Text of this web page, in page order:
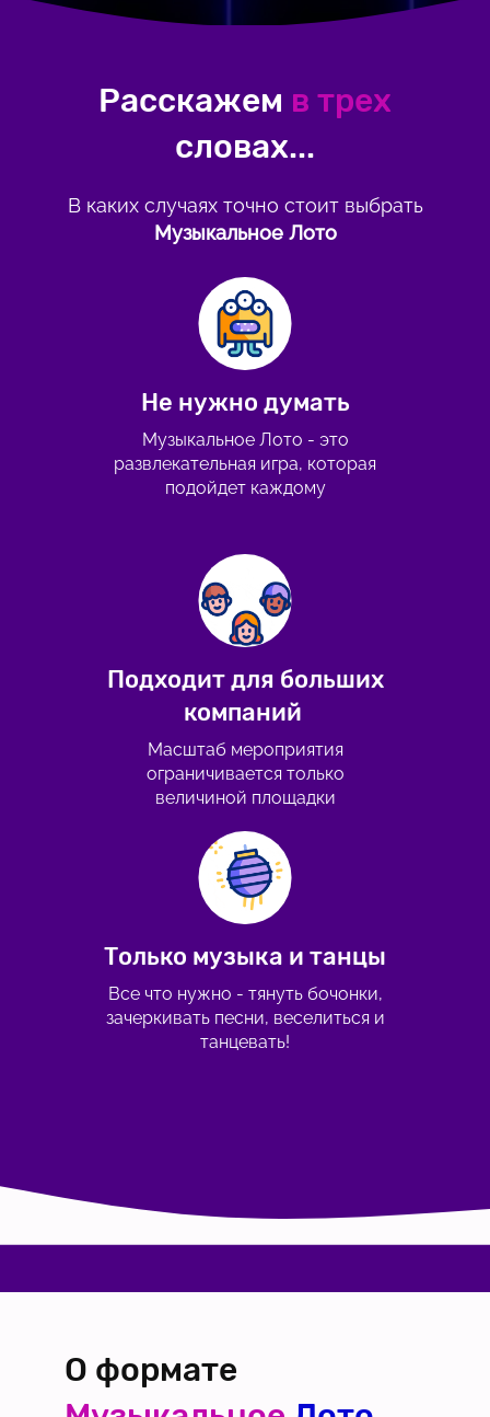
Расскажем в трех
словах...
В каких случаях точно стоит выбрать
Музыкальное Лото
Не нужно думать
Музыкальное Лото - это
развлекательная игра, которая
подойдет каждому
Подходит для больших
компаний
Масштаб мероприятия
ограничивается только
величиной площадки
Только музыка и танцы
Все что нужно - тянуть бочонки,
зачеркивать песни, веселиться и
танцевать!
О формате